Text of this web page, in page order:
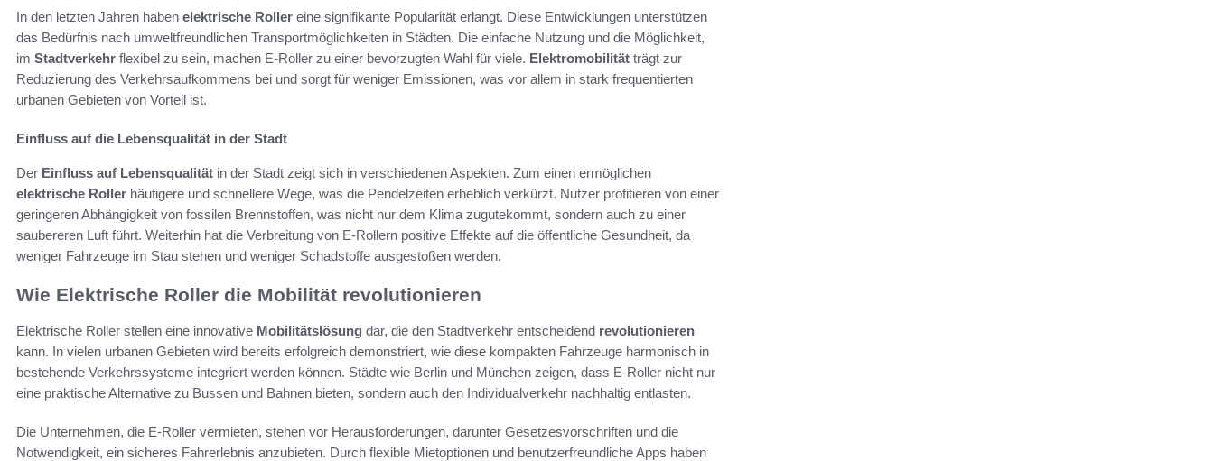
In den letzten Jahren haben elektrische Roller eine signifikante Popularität erlangt. Diese Entwicklungen unterstützen
das Bedürfnis nach umweltfreundlichen Transportmöglichkeiten in Städten. Die einfache Nutzung und die Möglichkeit,
im Stadtverkehr flexibel zu sein, machen E-Roller zu einer bevorzugten Wahl für viele. Elektromobilität trägt zur
Reduzierung des Verkehrsaufkommens bei und sorgt für weniger Emissionen, was vor allem in stark frequentierten
urbanen Gebieten von Vorteil ist.
Einfluss auf die Lebensqualität in der Stadt
Der Einfluss auf Lebensqualität in der Stadt zeigt sich in verschiedenen Aspekten. Zum einen ermöglichen
elektrische Roller häufigere und schnellere Wege, was die Pendelzeiten erheblich verkürzt. Nutzer profitieren von einer
geringeren Abhängigkeit von fossilen Brennstoffen, was nicht nur dem Klima zugutekommt, sondern auch zu einer
saubereren Luft führt. Weiterhin hat die Verbreitung von E-Rollern positive Effekte auf die öffentliche Gesundheit, da
weniger Fahrzeuge im Stau stehen und weniger Schadstoffe ausgestoßen werden.
Wie Elektrische Roller die Mobilität revolutionieren
Elektrische Roller stellen eine innovative Mobilitätslösung dar, die den Stadtverkehr entscheidend revolutionieren
kann. In vielen urbanen Gebieten wird bereits erfolgreich demonstriert, wie diese kompakten Fahrzeuge harmonisch in
bestehende Verkehrssysteme integriert werden können. Städte wie Berlin und München zeigen, dass E-Roller nicht nur
eine praktische Alternative zu Bussen und Bahnen bieten, sondern auch den Individualverkehr nachhaltig entlasten.
Die Unternehmen, die E-Roller vermieten, stehen vor Herausforderungen, darunter Gesetzesvorschriften und die
Notwendigkeit, ein sicheres Fahrerlebnis anzubieten. Durch flexible Mietoptionen und benutzerfreundliche Apps haben